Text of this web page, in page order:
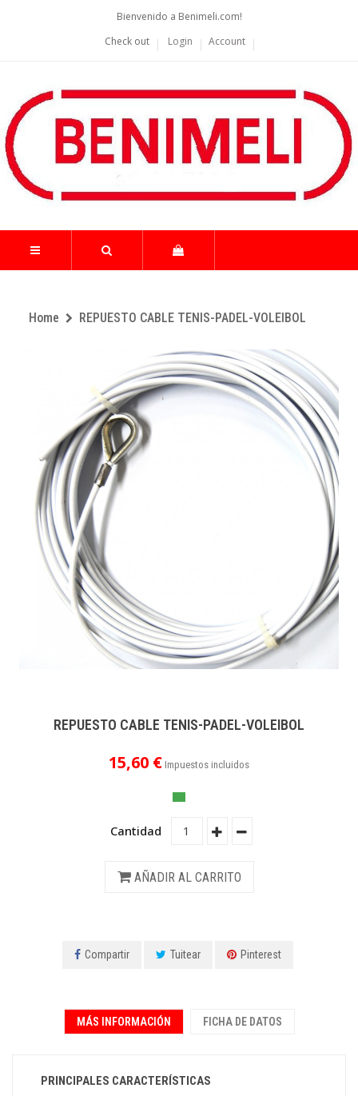
Bienvenido a Benimeli.com!
Check out
Login Account
Home REPUESTO CABLE TENIS-PADEL-VOLEIBOL
REPUESTO CABLE TENIS-PADEL-VOLEIBOL
15,60 € Impuestos incluidos
Cantidad
AÑADIR AL CARRITO
Compartir Tuitear Pinterest
MÁS INFORMACIÓN FICHA DE DATOS
PRINCIPALES CARACTERÍSTICAS